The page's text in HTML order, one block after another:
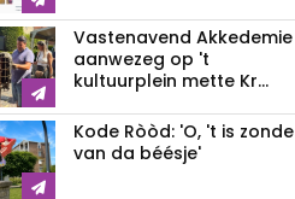
Vastenavend Akkedemie
aanwezeg op 't
kultuurplein mette Kr...
Kode Ròòd: 'O, 't is zonde
van da béésje'